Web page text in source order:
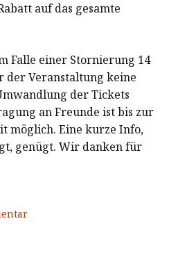
auf das gesamte
Falle einer Stornierung 14
der Veranstaltung keine
der Tickets
an Freunde ist bis zur
möglich. Eine kurze Info,
genügt. Wir danken für